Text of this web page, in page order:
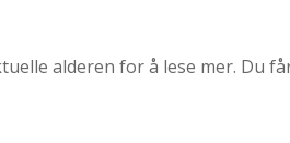
alderen for å lese mer. Du